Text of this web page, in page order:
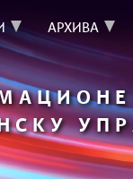
АРХИВА